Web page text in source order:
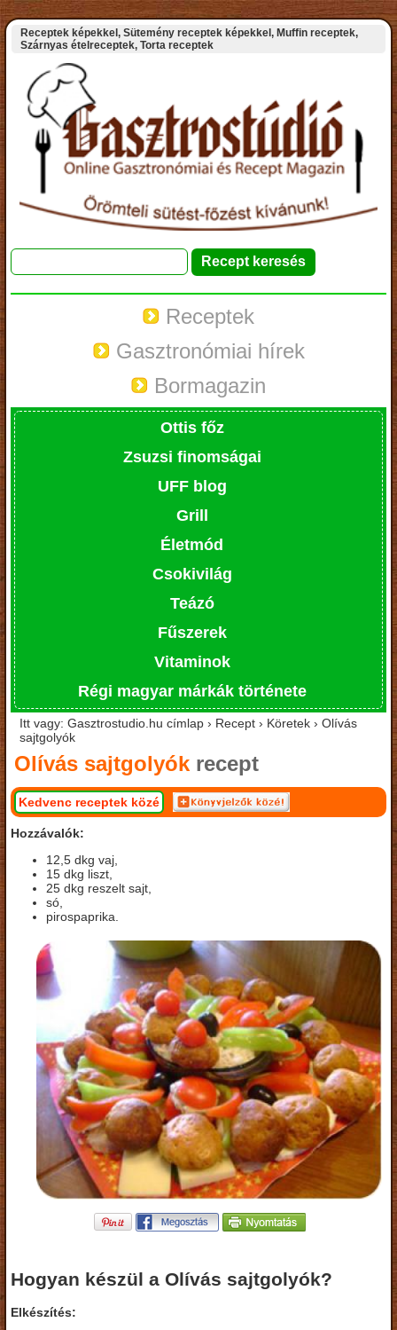
Receptek képekkel, Sütemény receptek képekkel, Muffin receptek,
Szárnyas ételreceptek, Torta receptek
Receptek
Gasztronómiai hírek
Bormagazin
Ottis főz
Zsuzsi finomságai
UFF blog
Grill
Életmód
Csokivilág
Teázó
Fűszerek
Vitaminok
Régi magyar márkák története
Itt vagy: Gasztrostudio.hu címlap › Recept › Köretek › Olívás
sajtgolyók
Olívás sajtgolyók recept
Kedvenc receptek közé
Hozzávalók:
12,5 dkg vaj,
15 dkg liszt,
25 dkg reszelt sajt,
só,
pirospaprika.
Hogyan készül a Olívás sajtgolyók?
Elkészítés: